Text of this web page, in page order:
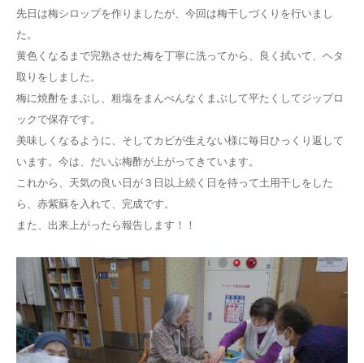
先日は梅シロップを作りましたが、今回は梅干しづくりを行いまし
た。
黄色くなるまで完熟させた梅を丁寧に洗ってから、良く拭いて、ヘタ
取りをしました。
梅に焼酎をまぶし、粗塩をまんべんなくまぶして平たくしてジップロ
ックで保存です。
美味しくなるように、そしてカビが生えない様に毎日ひっくり返して
います。今は、だいぶ梅酢が上がってきています。
これから、天気の良い日が３日以上続く日を待って土用干しをした
ら、赤紫蘇を入れて、完成です。
また、出来上がったら報告します！！